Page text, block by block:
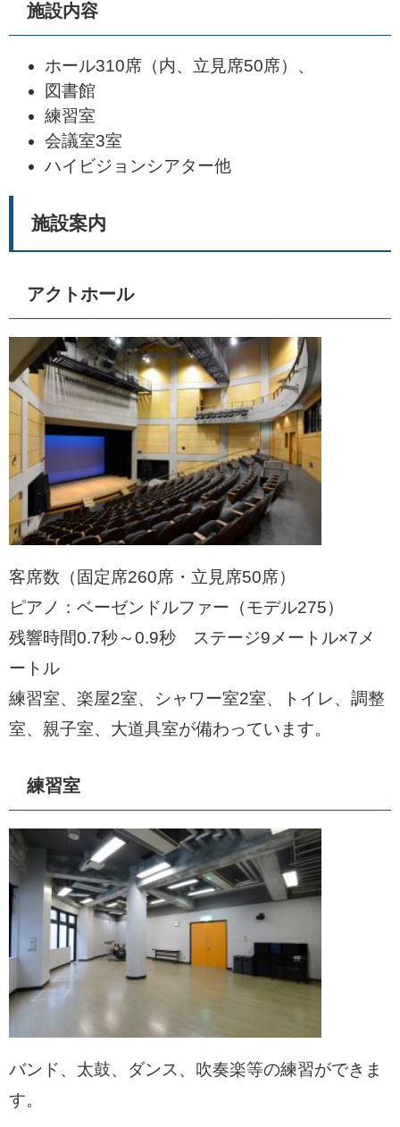
施設内容
ホール310席（内、立見席50席）、
図書館
練習室
会議室3室
ハイビジョンシアター他
施設案内
アクトホール
客席数（固定席260席・立見席50席）
ピアノ：ベーゼンドルファー（モデル275）
残響時間0.7秒～0.9秒 ステージ9メートル×7メ
ートル
練習室、楽屋2室、シャワー室2室、トイレ、調整
室、親子室、大道具室が備わっています。
練習室
バンド、太鼓、ダンス、吹奏楽等の練習ができま
す。